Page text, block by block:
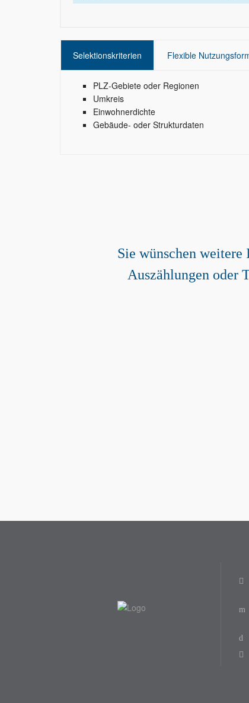
Selektionskriterien Flexible
PLZ-Gebiete oder Regionen
Umkreis
Einwohnerdichte
Gebäude- oder Strukturdaten
Sie wünschen weitere
Auszählungen oder